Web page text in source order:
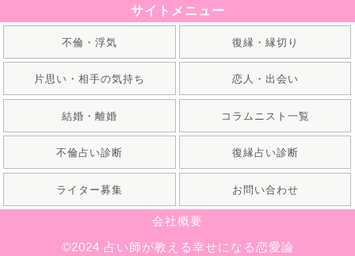
サイトメニュー
不倫・浮気 復縁・縁切り
片思い・相手の気持ち 恋人・出会い
結婚・離婚 コラムニスト一覧
不倫占い診断 復縁占い診断
ライター募集 お問い合わせ
会社概要
©2024 占い師が教える幸せになる恋愛論